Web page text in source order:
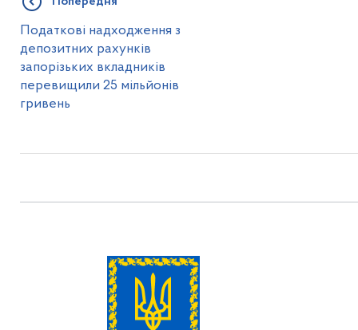
Податкові надходження з
депозитних рахунків
запорізьких вкладників
перевищили 25 мільйонів
гривень